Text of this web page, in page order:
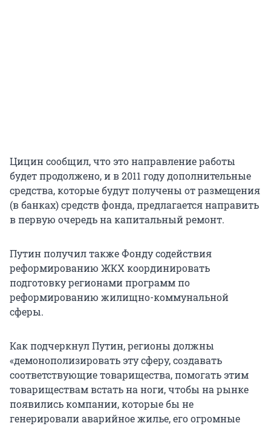
Цицин сообщил, что это направление работы
будет продолжено, и в 2011 году дополнительные
средства, которые будут получены от размещения
(в банках) средств фонда, предлагается направить
в первую очередь на капитальный ремонт.
Путин получил также Фонду содействия
реформированию ЖКХ координировать
подготовку регионами программ по
реформированию жилищно-коммунальной
сферы.
Как подчеркнул Путин, регионы должны
«демонополизировать эту сферу, создавать
соответствующие товарищества, помогать этим
товариществам встать на ноги, чтобы на рынке
появились компании, которые бы не
генерировали аварийное жилье, его огромные